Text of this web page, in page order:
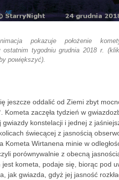
pokazuje położenie
ostatnim tygodniu grudnia 2018 r.
powiększyć).
jeszcze oddalić od Ziemi zbyt
zaczęła tydzień w
konstelacji i jednej z
świecącej z jasnością
Kometa Wirtanena minie w
porównywalnie z obecną
kometa, podaje się, biorąc pod
jak gwiazda, gdyż jej jasność